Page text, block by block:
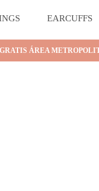
EARCUFFS
ÁREA